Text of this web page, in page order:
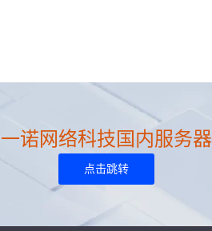
一诺网络科技国内服务器
点击跳转